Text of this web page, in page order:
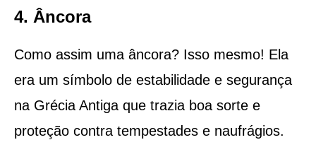
4. Âncora
Como assim uma âncora? Isso mesmo! Ela
era um símbolo de estabilidade e segurança
na Grécia Antiga que trazia boa sorte e
proteção contra tempestades e naufrágios.